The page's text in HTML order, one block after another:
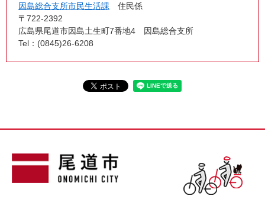
因島総合支所市民生活課
住民係
〒722-2392
広島県尾道市因島土生町7番地4 因島総合支所
Tel：(0845)26-6208